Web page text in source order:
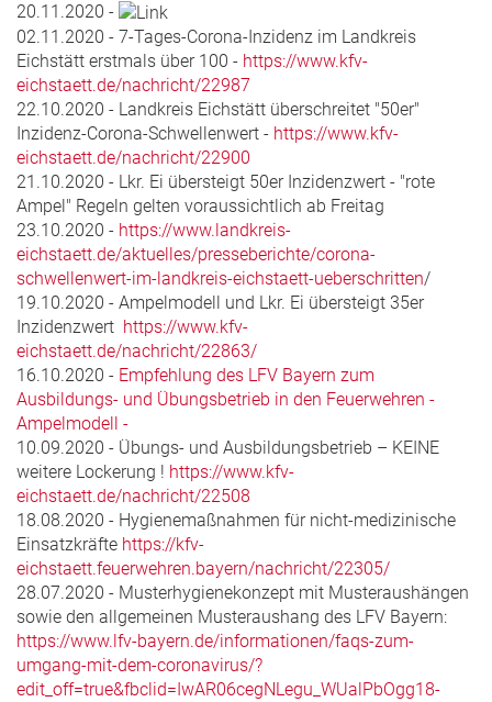
20.11.2020 -
02.11.2020 - 7-Tages-Corona-Inzidenz im Landkreis
Eichstätt erstmals über 100 - https://www.kfv-
eichstaett.de/nachricht/22987
22.10.2020 - Landkreis Eichstätt überschreitet "50er"
Inzidenz-Corona-Schwellenwert - https://www.kfv-
eichstaett.de/nachricht/22900
21.10.2020 - Lkr. Ei übersteigt 50er Inzidenzwert - "rote
Ampel" Regeln gelten voraussichtlich ab Freitag
23.10.2020 - https://www.landkreis-
eichstaett.de/aktuelles/presseberichte/corona-
schwellenwert-im-landkreis-eichstaett-ueberschritten/
19.10.2020 - Ampelmodell und Lkr. Ei übersteigt 35er
Inzidenzwert https://www.kfv-
eichstaett.de/nachricht/22863/
16.10.2020 - Empfehlung des LFV Bayern zum
Ausbildungs- und Übungsbetrieb in den Feuerwehren -
Ampelmodell -
10.09.2020 - Übungs- und Ausbildungsbetrieb – KEINE
weitere Lockerung ! https://www.kfv-
eichstaett.de/nachricht/22508
18.08.2020 - Hygienemaßnahmen für nicht-medizinische
Einsatzkräfte https://kfv-
eichstaett.feuerwehren.bayern/nachricht/22305/
28.07.2020 - Musterhygienekonzept mit Musteraushängen
sowie den allgemeinen Musteraushang des LFV Bayern:
https://www.lfv-bayern.de/informationen/faqs-zum-
umgang-mit-dem-coronavirus/?
edit_off=true&fbclid=IwAR06cegNLegu_WUalPbOgg18-